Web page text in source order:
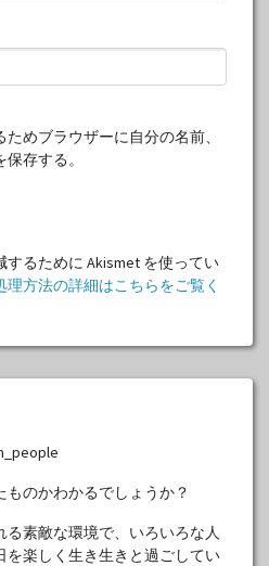
めブラウザーに自分の名前、
存する。
るために Akismet を使ってい
理方法の詳細はこちらをご覧く
のかわかるでしょうか？
素敵な環境で、いろいろな人
を楽しく生き生きと過ごしてい